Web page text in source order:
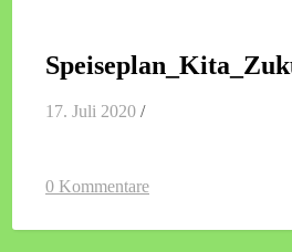
17. Juli 2020 /
0 Kommentare